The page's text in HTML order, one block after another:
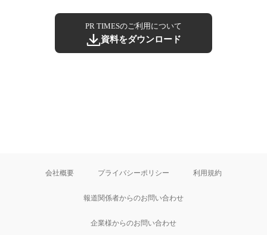
PR TIMESのご利用について
資料をダウンロード
会社概要 プライバシーポリシー 利用規約
報道関係者からのお問い合わせ
企業様からのお問い合わせ